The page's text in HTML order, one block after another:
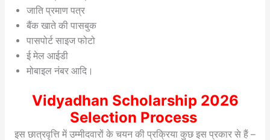
जाति प्रमाण पत्र
बैंक खाते की पासबुक
पासपोर्ट साइज फोटो
ई मेल आईडी
मोबाइल नंबर आदि।
Vidyadhan Scholarship 2026
Selection Process
इस छात्रवृत्ति में उम्मीदवारों के चयन की प्रक्रिया कुछ इस प्रकार से हैं –